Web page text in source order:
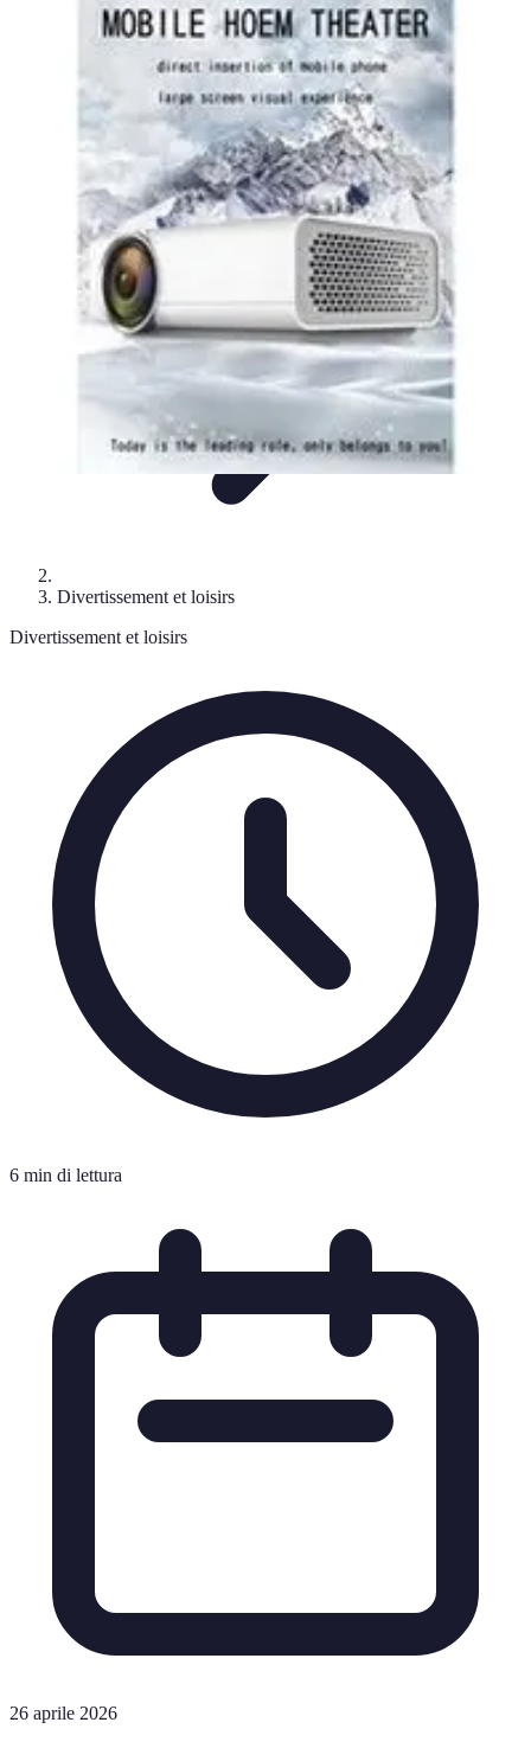
DivertiMente
CinemaLifestyle AttivitàViaggi
DivertiMente
Divertissement et loisirs
Divertissement et loisirs
6 min di lettura
26 aprile 2026